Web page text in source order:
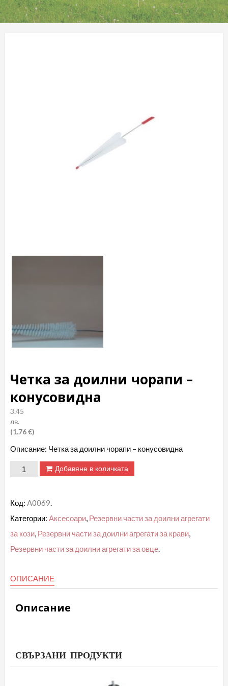
Четка за доилни чорапи –
конусовидна
3.45
лв.
(1.76 €)
Описание: Четка за доилни чорапи – конусовидна
количество
за
доилни
чорапи
-
Добавяне в количката
Код: A0069.
Категории: Аксесоари, Резервни части за доилни агрегати
за кози, Резервни части за доилни агрегати за крави,
Резервни части за доилни агрегати за овце.
ОПИСАНИЕ
Описание
СВЪРЗАНИ ПРОДУКТИ